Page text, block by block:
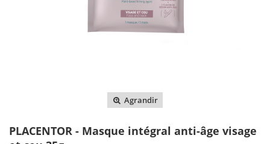
Agrandir
PLACENTOR - Masque intégral anti-âge visage